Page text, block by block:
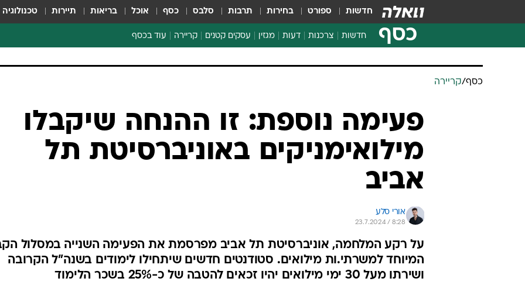
חדשות ספורט בחירות תרבות סלבס כסף אוכל בריאות תיירות טכנולוגיה
כסף חדשות צרכנות
צרכנות פיננסית
דעות מגזין עסקים קטנים קריירה עוד בכסף
ספורט ביזנס
פעימה נוספת: זו ההנחה שיקבלו
מילואימניקים באוניברסיטת תל